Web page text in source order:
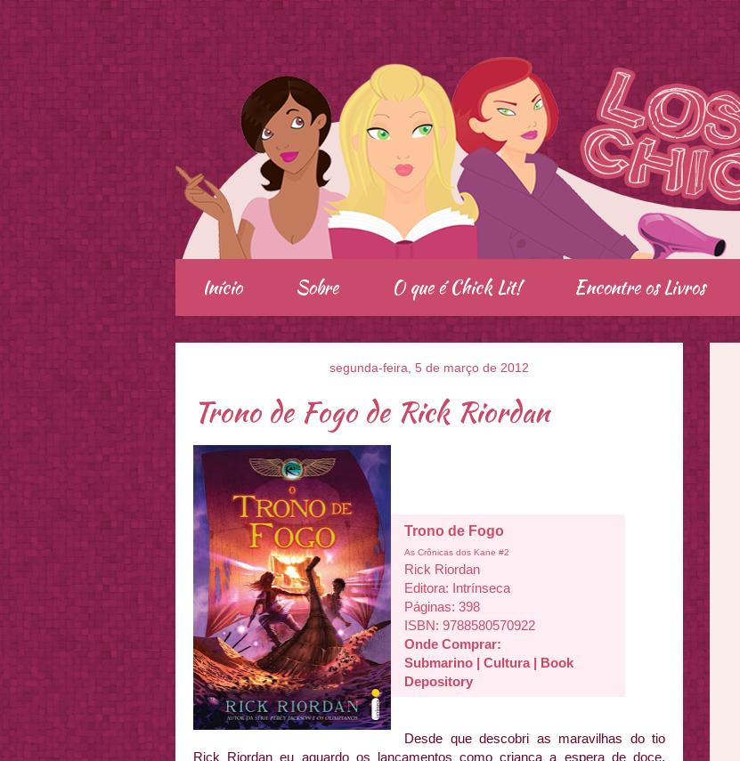
.
Início Sobre O que é Chick Lit! Encontre os Livros
segunda-feira, 5 de março de 2012
Trono de Fogo de Rick Riordan
Trono de Fogo
As Crônicas dos Kane #2
Rick Riordan
Editora: Intrínseca
Páginas: 398
ISBN: 9788580570922
Onde Comprar:
Submarino | Cultura| Book
Depository
Desde que descobri as maravilhas do tio
Rick Riordan eu aguardo os lançamentos como criança a espera de doce,